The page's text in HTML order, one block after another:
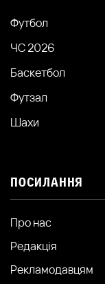
Футбол
ЧС 2026
Баскетбол
Футзал
Шахи
ПОСИЛАННЯ
Про нас
Редакція
Рекламодавцям